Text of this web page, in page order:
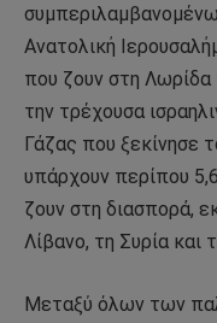
Ανατολική
που ζουν στη Λωρίδα
την τρέχουσα
Γάζας που ξεκίνησε
υπάρχουν περίπου
ζουν στη διασπορά,
Λίβανο, τη Συρία και
Μεταξύ όλων των